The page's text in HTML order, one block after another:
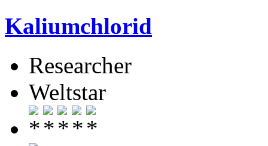
Kaliumchlorid
Researcher
Weltstar